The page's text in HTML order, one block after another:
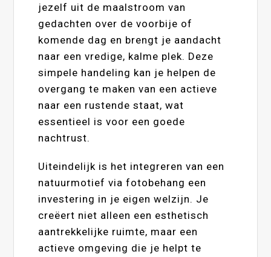
jezelf uit de maalstroom van
gedachten over de voorbije of
komende dag en brengt je aandacht
naar een vredige, kalme plek. Deze
simpele handeling kan je helpen de
overgang te maken van een actieve
naar een rustende staat, wat
essentieel is voor een goede
nachtrust.
Uiteindelijk is het integreren van een
natuurmotief via fotobehang een
investering in je eigen welzijn. Je
creëert niet alleen een esthetisch
aantrekkelijke ruimte, maar een
actieve omgeving die je helpt te